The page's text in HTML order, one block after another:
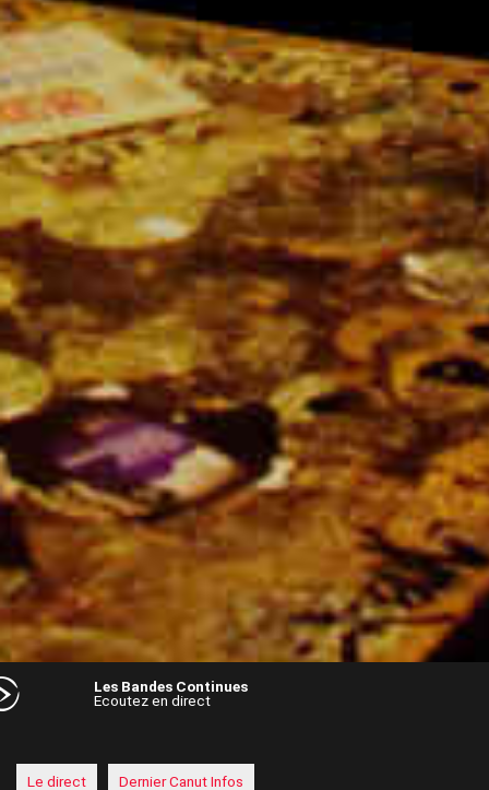
Les Bandes Continues
Ecoutez en direct
Le direct Dernier Canut Infos